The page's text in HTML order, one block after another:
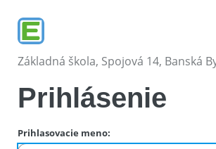
Základná škola, Spojová 14, Banská
Prihlásenie
Prihlasovacie meno: